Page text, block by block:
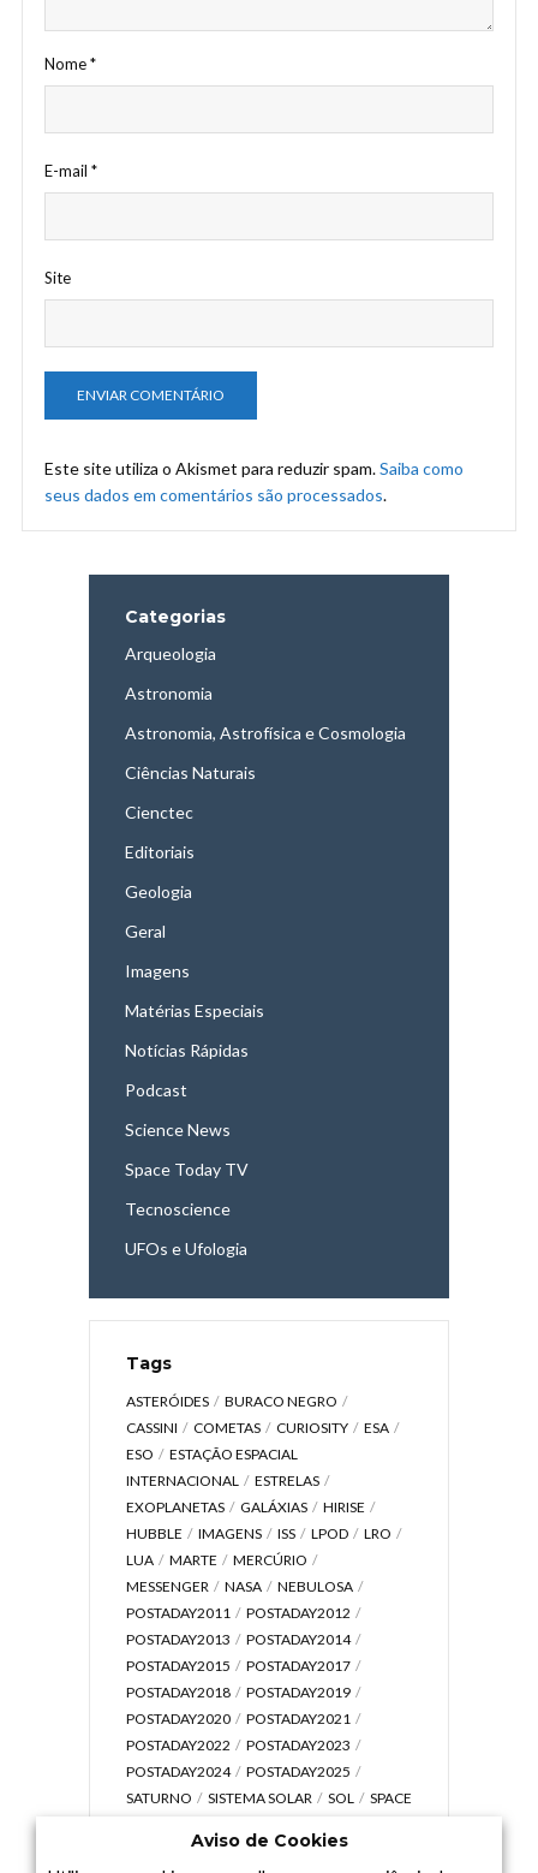
Nome*
E-mail *
Site
Este site utiliza o Akismet para reduzir spam.Saiba como
seus dados em comentários são processados.
Categorias
Arqueologia
Astronomia
Astronomia, Astrofísica e Cosmologia
Ciências Naturais
Cienctec
Editoriais
Geologia
Geral
Imagens
Matérias Especiais
Notícias Rápidas
Podcast
Science News
Space Today TV
Tecnoscience
UFOs e Ufologia
Tags
ASTERÓIDES
BURACO NEGRO
CASSINI
COMETAS CURIOSITY
ESA
ESO
ESTAÇÃO ESPACIAL
INTERNACIONAL
ESTRELAS
EXOPLANETAS
GALÁXIAS
HIRISE
HUBBLE
IMAGENS ISS LPOD
LRO
LUA
MARTE
MERCÚRIO
MESSENGER
NASA
NEBULOSA
POSTADAY2011
POSTADAY2012
POSTADAY2013
POSTADAY2014
POSTADAY2015
POSTADAY2017
POSTADAY2018
POSTADAY2019
POSTADAY2020
POSTADAY2021
POSTADAY2022
POSTADAY2023
POSTADAY2024
POSTADAY2025
SATURNO
SISTEMA SOLAR SOL
SPACE
UNIVERSO
VÍDEO
Aviso de Cookies